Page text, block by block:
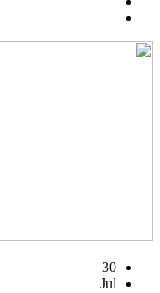
30
Jul